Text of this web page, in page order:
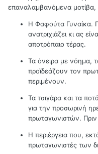
επαναλαμβανόμενα μοτίβα,
Η Φαφούτα Γυναίκα.
ανατριχιάζει κι ας
αποτρόπαιο τέρας.
Τα όνειρα με νόημα,
προϊδεάζουν τον
περιμένουν.
Τα τσιγάρα και τα
για την προσωρινή
πρωταγωνιστών. Πριν
Η περιέργεια που,
πρωταγωνιστές των